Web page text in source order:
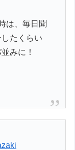
は、毎日聞
たくらい
みに！